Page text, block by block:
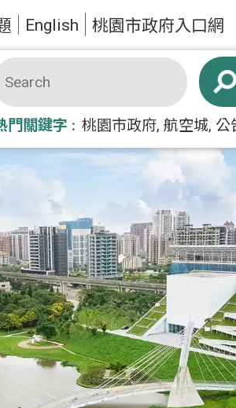
English 桃園市政府入口網
門關鍵字 桃園市政府 航空城 公